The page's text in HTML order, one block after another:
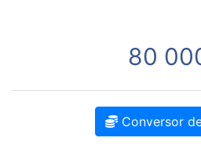
80
Conversor